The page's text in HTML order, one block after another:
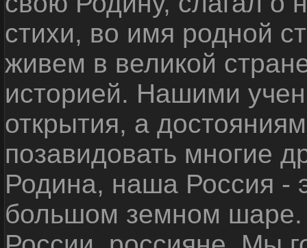
стихи, во имя родной
живем в великой
историей. Нашими
открытия, а
позавидовать многие
Родина, наша Россия -
большом земном